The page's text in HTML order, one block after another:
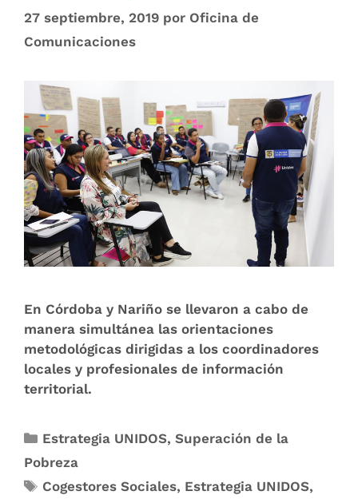
27 septiembre, 2019 por Oficina de
Comunicaciones
En Córdoba y Nariño se llevaron a cabo de
manera simultánea las orientaciones
metodológicas dirigidas a los coordinadores
locales y profesionales de información
territorial.
Estrategia UNIDOS,Superación de la
Pobreza
Cogestores Sociales, Estrategia UNIDOS,